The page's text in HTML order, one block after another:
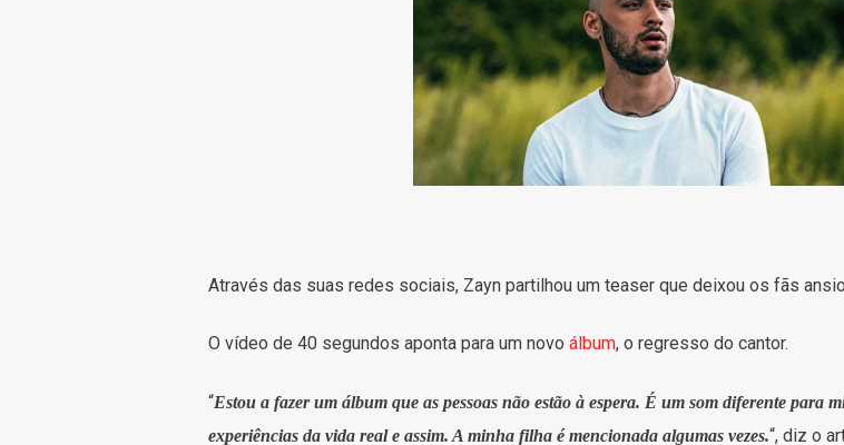
Através das suas redes sociais, Zayn partilhou um teaser que deixou os fãs
O vídeo de 40 segundos aponta para um novo álbum, o regresso do cantor.
“Estou a fazer um álbum que as pessoas não estão à espera. É um som diferente para
experiências da vida real e assim. A minha filha é mencionada algumas vezes.“, diz o